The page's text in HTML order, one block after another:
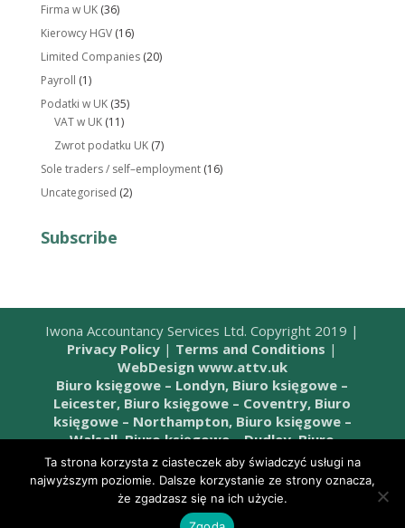
Firma w UK(36)
Kierowcy HGV(16)
Limited Companies(20)
Payroll (1)
Podatki w UK(35)
VAT w UK(11)
Zwrot podatku UK(7)
Sole traders / self–employment(16)
Uncategorised (2)
Subscribe
Iwona Accountancy Services Ltd. Copyright 2019 |
Privacy Policy | Terms and Conditions |
WebDesign www.attv.uk
Biuro księgowe – Londyn, Biuro księgowe –
Leicester, Biuro księgowe – Coventry, Biuro
księgowe – Northampton, Biuro księgowe –
Walsall, Biuro księgowe – Dudley, Biuro
księgowe – Wombourne, Biuro księgowe –
Telford, Biuro księgowe – Stafford, Biuro
księgowe – West Bromwich, Biuro księgowe –
Biuro księgowe – Cannock,
Ta strona korzysta z ciasteczek aby świadczyć usługi na
najwyższym poziomie. Dalsze korzystanie ze strony oznacza,
że zgadzasz się na ich użycie.